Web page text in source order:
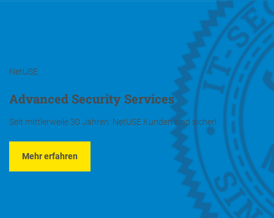
NetUSE
Advanced Security Services
Seit mittlerweile 30 Jahren: NetUSE Kunden sind sicher!
Mehr erfahren